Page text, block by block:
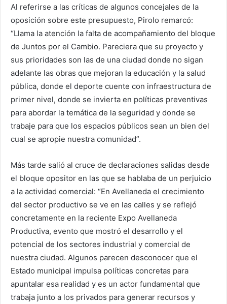
Al referirse a las críticas de algunos concejales de la
oposición sobre este presupuesto, Pirolo remarcó:
“Llama la atención la falta de acompañamiento del bloque
de Juntos por el Cambio. Pareciera que su proyecto y
sus prioridades son las de una ciudad donde no sigan
adelante las obras que mejoran la educación y la salud
pública, donde el deporte cuente con infraestructura de
primer nivel, donde se invierta en políticas preventivas
para abordar la temática de la seguridad y donde se
trabaje para que los espacios públicos sean un bien del
cual se apropie nuestra comunidad”.
Más tarde salió al cruce de declaraciones salidas desde
el bloque opositor en las que se hablaba de un perjuicio
a la actividad comercial: “En Avellaneda el crecimiento
del sector productivo se ve en las calles y se reflejó
concretamente en la reciente Expo Avellaneda
Productiva, evento que mostró el desarrollo y el
potencial de los sectores industrial y comercial de
nuestra ciudad. Algunos parecen desconocer que el
Estado municipal impulsa políticas concretas para
apuntalar esa realidad y es un actor fundamental que
trabaja junto a los privados para generar recursos y